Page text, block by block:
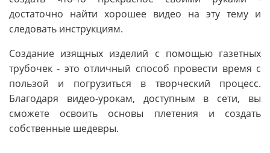
достаточно найти хорошее видео на эту тему и
следовать инструкциям.
Создание изящных изделий с помощью газетных
трубочек - это отличный способ провести время с
пользой и погрузиться в творческий процесс.
Благодаря видео-урокам, доступным в сети, вы
сможете освоить основы плетения и создать
собственные шедевры.